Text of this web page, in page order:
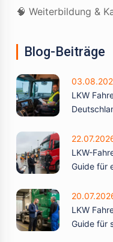
🧠 Weiterbildung &
Blog-Beiträge
LKW
LKW-
Guide für
LKW
Guide für